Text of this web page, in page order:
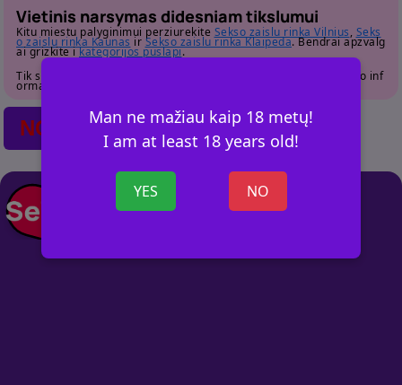
Man ne mažiau kaip 18 metų!
I am at least 18 years old!
YES NO
Vietinis narsymas didesniam tikslumui
Kitu miestu palyginimui perziurekite Sekso zaislu rinka Vilnius, Seks
o zaislu rinka Kaunas ir Sekso zaislu rinka Klaipeda. Bendrai apzvalg
ai grizkite ikategorijos puslapi.
Tik suaugusiems. Pries susisiekdami atidziai perziurekite profilio inf
ormacija.
NO POSTS FOUND
+ SKELBIMĄ